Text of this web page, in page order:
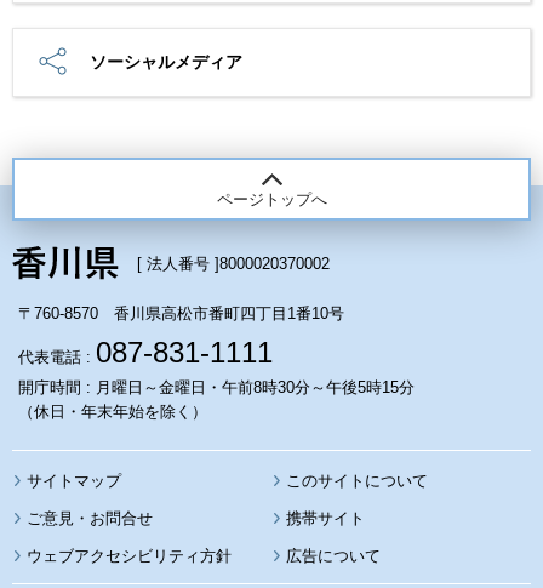
ソーシャルメディア
ページトップへ
[ 法人番号 ]8000020370002
〒760-8570 香川県高松市番町四丁目1番10号
代表電話 : 087-831-1111
開庁時間 : 月曜日～金曜日・午前8時30分～午後5時15分
（休日・年末年始を除く）
サイトマップ このサイトについて
携帯サイト
ウェブアクセシビリティ方針 広告について